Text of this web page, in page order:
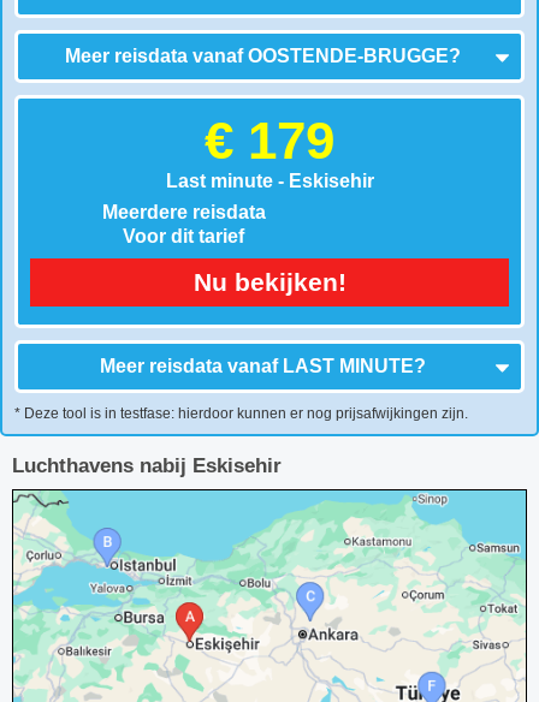
Meer reisdata vanafOOSTENDE-BRUGGE?
€ 179
Last minute - Eskisehir
Meerdere reisdata
Voor dit tarief
Nu bekijken!
Meer reisdata vanaf LAST MINUTE?
* Deze tool is in testfase: hierdoor kunnen er nog prijsafwijkingen zijn.
Luchthavens nabij Eskisehir